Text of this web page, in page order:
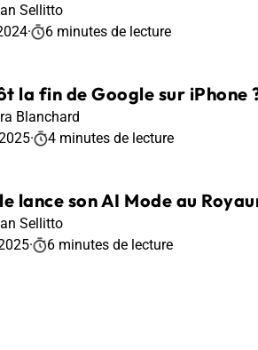
Sellitto
· 6 minutes de lecture
la fin de Google sur iPhone
Blanchard
· 4 minutes de lecture
lance son AI Mode au
Sellitto
· 6 minutes de lecture